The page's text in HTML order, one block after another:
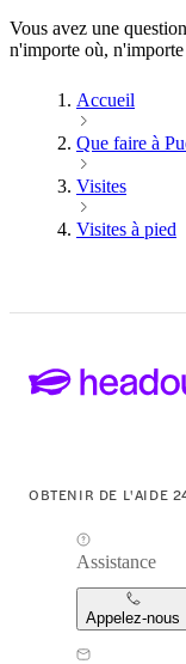
Vous avez une
n'importe où, n'importe
Accueil
Que faire à
Visites
Visites à pied
OBTENIR DE L'AIDE
Assistance
Appelez-nous